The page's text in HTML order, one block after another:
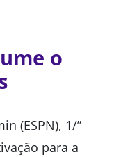
o
(ESPN), 1/”
para a